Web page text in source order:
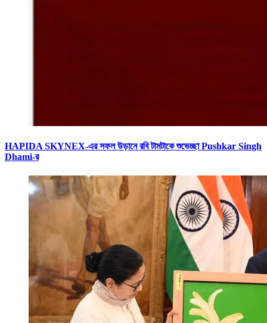
HAPIDA SKYNEX-এর সফল উড়ানে রবি টামটাকে শুভেচ্ছা Pushkar Singh
Dhami-র